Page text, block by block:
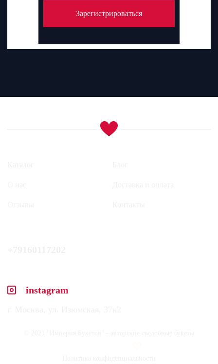
Зарегистрироваться
instagram